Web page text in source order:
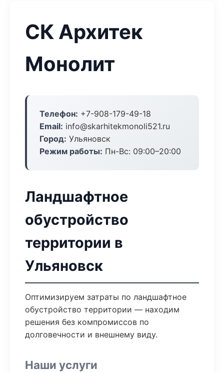
СК Архитек
Монолит
Телефон: +7-908-179-49-18
Email: info@skarhitekmonoli521.ru
Город: Ульяновск
Режим работы: Пн-Вс: 09:00–20:00
Ландшафтное
обустройство
территории в
Ульяновск
Оптимизируем затраты по ландшафтное
обустройство территории — находим
решения без компромиссов по
долговечности и внешнему виду.
Наши услуги